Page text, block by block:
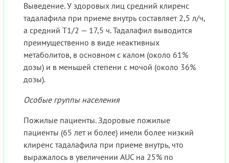
Выведение. У здоровых лиц средний клиренс
тадалафила при приеме внутрь составляет 2,5 л/ч,
а средний T1/2 — 17,5 ч. Тадалафил выводится
преимущественно в виде неактивных
метаболитов, в основном с калом (около 61%
дозы) и в меньшей степени с мочой (около 36%
дозы).
Особые группы населения
Пожилые пациенты. Здоровые пожилые
пациенты (65 лет и более) имели более низкий
клиренс тадалафила при приеме внутрь, что
выражалось в увеличении AUC на 25% по